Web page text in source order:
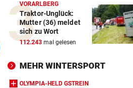
VORARLBERG
Traktor-Unglück:
Mutter (36) meldet
sich zu Wort
112.243 mal gelesen
MEHR WINTERSPORT
OLYMPIA-HELD GSTREIN